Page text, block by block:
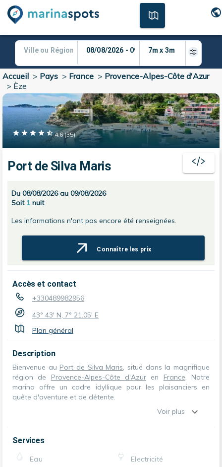
Accueil > Pays > France > Provence-Alpes-Côte d'Azur
> Èze
4.6(35)
Port de Silva Maris
Du 08/08/2026 au 09/08/2026
Soit 1 nuit
Les informations n'ont pas encore été renseignées.
Connaître les prix
Accès et contact
+330489982956
43° 43' N, 7° 21.05' E
Plan général
Description
Bienvenue au Port de Silva Maris, situé dans la magnifique
région de Provence-Alpes-Côte d'Azur en France. Notre
marina offre un cadre idyllique pour les plaisanciers en
quête d'aventure et de détente.
Voir plus
Services
Eau
Electricité